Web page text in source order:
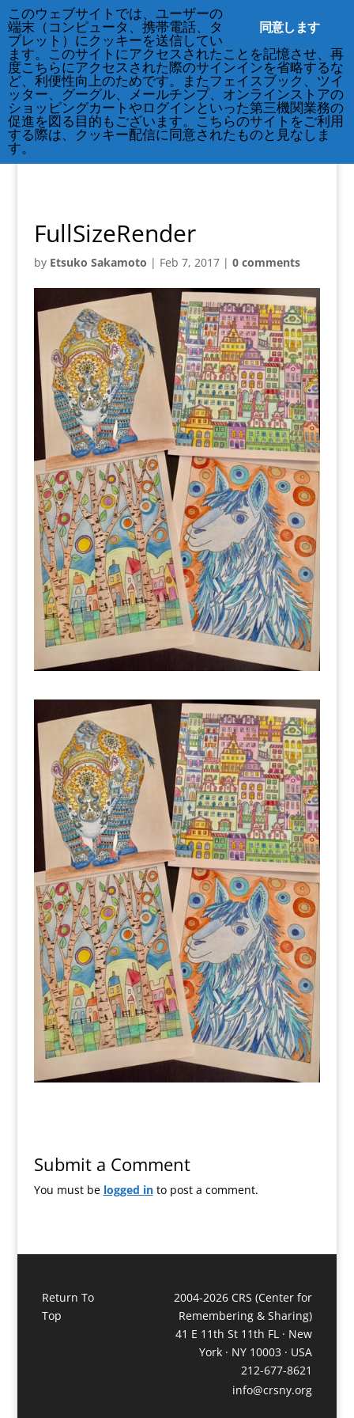
212-677-8621
info@crsny.org
FullSizeRender
by Etsuko Sakamoto | Feb 7, 2017| 0 comments
Submit a Comment
You must be logged into post a comment.
Return To
Top
2004-2026 CRS (Center for
Remembering & Sharing)
41 E 11th St 11th FL · New
York · NY 10003 · USA
212-677-8621
info@crsny.org
同意します
このウェブサイトでは、ユーザーの
端末（コンピュータ、携帯電話、タ
ブレット）にクッキーを送信してい
ます。このサイトにアクセスされたことを記憶させ、再
度こちらにアクセスされた際のサインインを省略するな
ど、利便性向上のためです。またフェイスブック、ツイ
ッター、グーグル、メールチンプ、オンラインストアの
ショッピングカートやログインといった第三機関業務の
促進を図る目的もございます。こちらのサイトをご利用
する際は、クッキー配信に同意されたものと見なしま
す。